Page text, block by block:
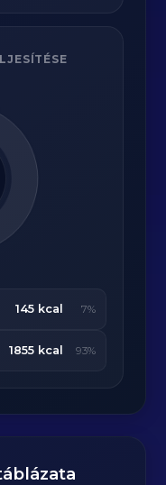
145 kcal 7%
1855 kcal 93%